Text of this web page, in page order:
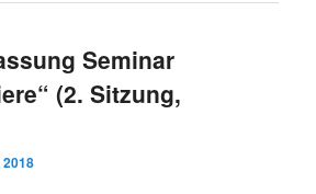
Seminar
(2. Sitzung,
2018